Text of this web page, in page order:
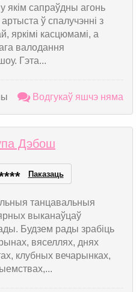
якім сапраўдны агонь
ў спалучэнні з
яркімі касцюмамі, а
валодання
Гэта...
Водгукаў яшчэ няма
Дэбош
*** Паказаць
танцавальныя
выканаўцаў
Будзем рады зрабіць
вяселлях, днях
клубных вечарынках,